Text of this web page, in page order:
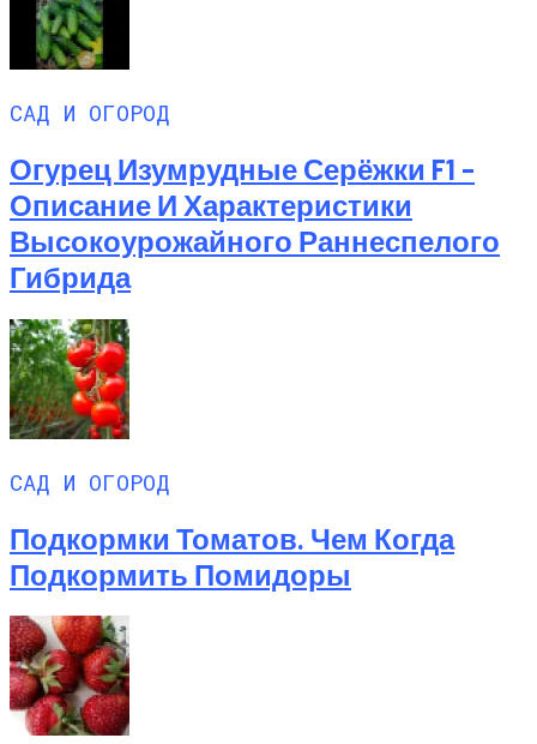
САД И ОГОРОД
Огурец Изумрудные Серёжки F1 –
Описание И Характеристики
Высокоурожайного Раннеспелого
Гибрида
САД И ОГОРОД
Подкормки Томатов. Чем Когда
Подкормить Помидоры